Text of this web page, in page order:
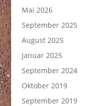
Mai 2026
September 2025
August 2025
Januar 2025
September 2024
Oktober 2019
September 2019